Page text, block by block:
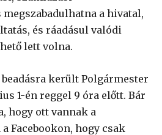
a hivatal,
és ráadásul valódi
lett volna.
került Polgármester
1-én reggel 9 óra előtt. Bár
hogy ott vannak a
Facebookon, hogy csak